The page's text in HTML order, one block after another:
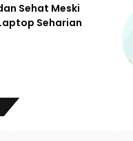
Sehat Meski
Seharian